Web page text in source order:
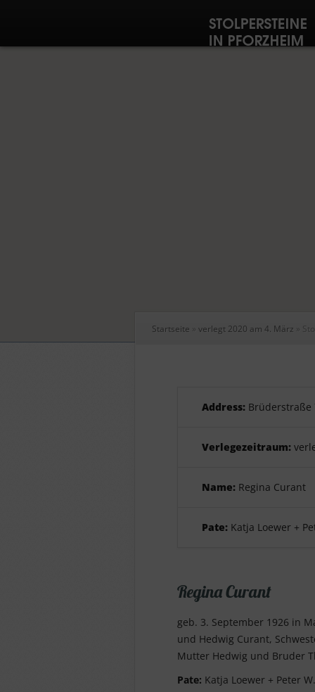
Startseite » verlegt 2020 am 4. März »
Address: Brüderstraße
Verlegezeitraum:
Name: Regina Curant
Pate: Katja Loewer +
Regina Curant
geb. 3. September 1926 in
und Hedwig Curant,
Mutter Hedwig und Bruder
Pate: Katja Loewer + Peter